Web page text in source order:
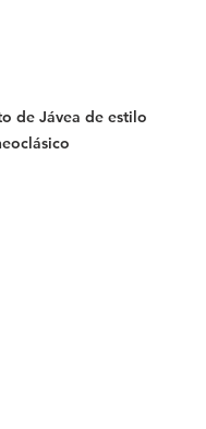
de Jávea de estilo